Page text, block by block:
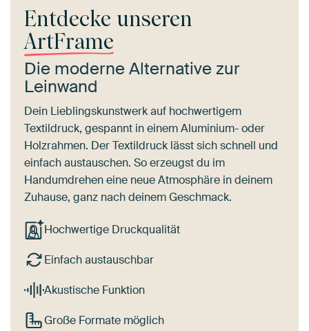
Entdecke unseren
ArtFrame
Die moderne Alternative zur
Leinwand
Dein Lieblingskunstwerk auf hochwertigem
Textildruck, gespannt in einem Aluminium- oder
Holzrahmen. Der Textildruck lässt sich schnell und
einfach austauschen. So erzeugst du im
Handumdrehen eine neue Atmosphäre in deinem
Zuhause, ganz nach deinem Geschmack.
Hochwertige Druckqualität
Einfach austauschbar
Akustische Funktion
Große Formate möglich